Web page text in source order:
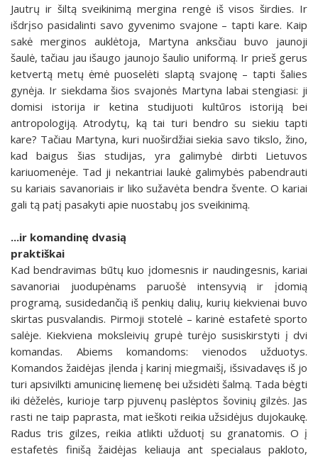
Jautrų ir šiltą sveikinimą mergina rengė iš visos širdies. Ir
išdrįso pasidalinti savo gyvenimo svajone – tapti kare. Kaip
sakė merginos auklėtoja, Martyna anksčiau buvo jaunoji
šaulė, tačiau jau išaugo jaunojo šaulio uniformą. Ir prieš gerus
ketvertą metų ėmė puoselėti slaptą svajonę – tapti šalies
gynėja. Ir siekdama šios svajonės Martyna labai stengiasi: ji
domisi istorija ir ketina studijuoti kultūros istoriją bei
antropologiją. Atrodytų, ką tai turi bendro su siekiu tapti
kare? Tačiau Martyna, kuri nuoširdžiai siekia savo tikslo, žino,
kad baigus šias studijas, yra galimybė dirbti Lietuvos
kariuomenėje. Tad ji nekantriai laukė galimybės pabendrauti
su kariais savanoriais ir liko sužavėta bendra švente. O kariai
gali tą patį pasakyti apie nuostabų jos sveikinimą.
...ir komandinę dvasią
praktiškai
Kad bendravimas būtų kuo įdomesnis ir naudingesnis, kariai
savanoriai juodupėnams paruošė intensyvią ir įdomią
programą, susidedančią iš penkių dalių, kurių kiekvienai buvo
skirtas pusvalandis. Pirmoji stotelė – karinė estafetė sporto
salėje. Kiekviena moksleivių grupė turėjo susiskirstyti į dvi
komandas. Abiems komandoms: vienodos užduotys.
Komandos žaidėjas įlenda į karinį miegmaišį, išsivadavęs iš jo
turi apsivilkti amunicinę liemenę bei užsidėti šalmą. Tada bėgti
iki dėželės, kurioje tarp pjuvenų paslėptos šovinių gilzės. Jas
rasti ne taip paprasta, mat ieškoti reikia užsidėjus dujokaukę.
Radus tris gilzes, reikia atlikti užduotį su granatomis. O į
estafetės finišą žaidėjas keliauja ant specialaus pakloto,